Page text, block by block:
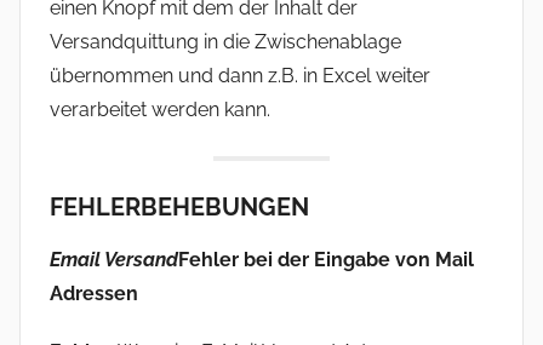
einen Knopf mit dem der Inhalt der
Versandquittung in die Zwischenablage
übernommen und dann z.B. in Excel weiter
verarbeitet werden kann.
FEHLERBEHEBUNGEN
Email VersandFehler bei der Eingabe von Mail
Adressen